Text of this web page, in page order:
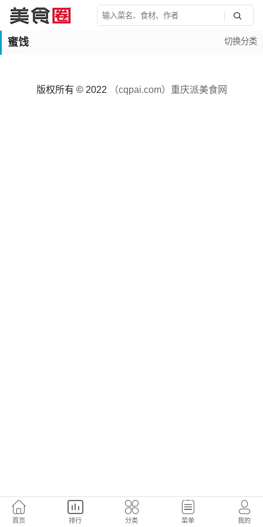
切换分类
蜜饯
版权所有 © 2022 （cqpai.com）重庆派美食网
首页 排行 分类 菜单 我的